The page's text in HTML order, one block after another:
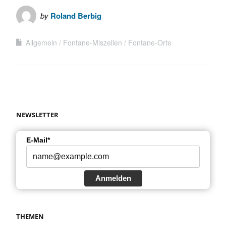
by Roland Berbig
Allgemein Fontane-Miszellen Fontane-Orte
NEWSLETTER
E-Mail*
Anmelden
THEMEN